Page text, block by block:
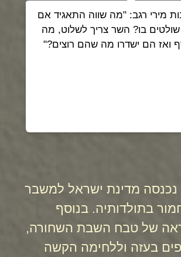
מירי רגב: "מה שווה התאגיד אם
בו? השר צריך לשלוט, מה
ואז הם ישדרו מה שהם רוצים?"
נכנסה מדינת ישראל למשבר
בתולדותיה. בנוסף
של טבח השבת השחורה,
בעזה וללחימה הקשה